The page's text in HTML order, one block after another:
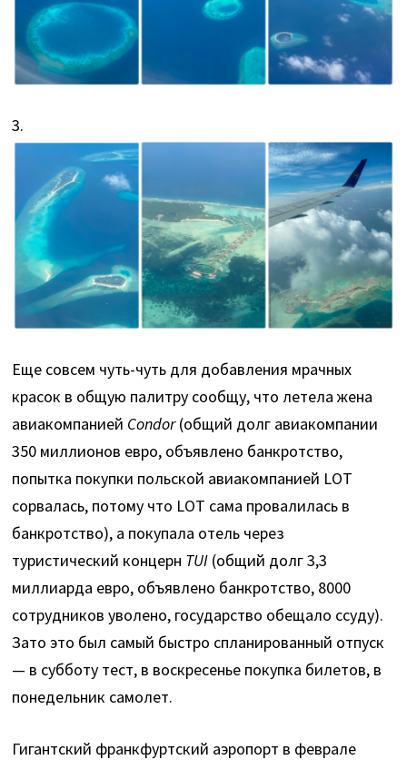
3.
Еще совсем чуть-чуть для добавления мрачных
красок в общую палитру сообщу, что летела жена
авиакомпанией Condor(общий долг авиакомпании
350 миллионов евро, объявлено банкротство,
попытка покупки польской авиакомпанией LOT
сорвалась, потому что LOT сама провалилась в
банкротство), а покупала отель через
туристический концерн TUI (общий долг 3,3
миллиарда евро, объявлено банкротство, 8000
сотрудников уволено, государство обещало ссуду).
Зато это был самый быстро спланированный отпуск
— в субботу тест, в воскресенье покупка билетов, в
понедельник самолет.
Гигантский франкфуртский аэропорт в феврале